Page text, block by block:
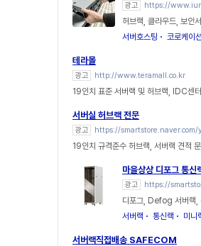
광고 https://
허브랙, 클라우드, 보안
서버호스팅
코로케이션
테라몰
광고 http://www.teramall.co.kr
19인치 표준 서버랙 및 허브랙, IDC센
서버실 허브랙 전문
광고 https://smartstore.naver.com/
19인치 규격준수 허브랙, 서버랙 견적
마을상상 디포그 통신
광고 https://
디포그, Defog 서버랙,
서버랙
통신랙 미니
서버랙직접배송 SAFECOM